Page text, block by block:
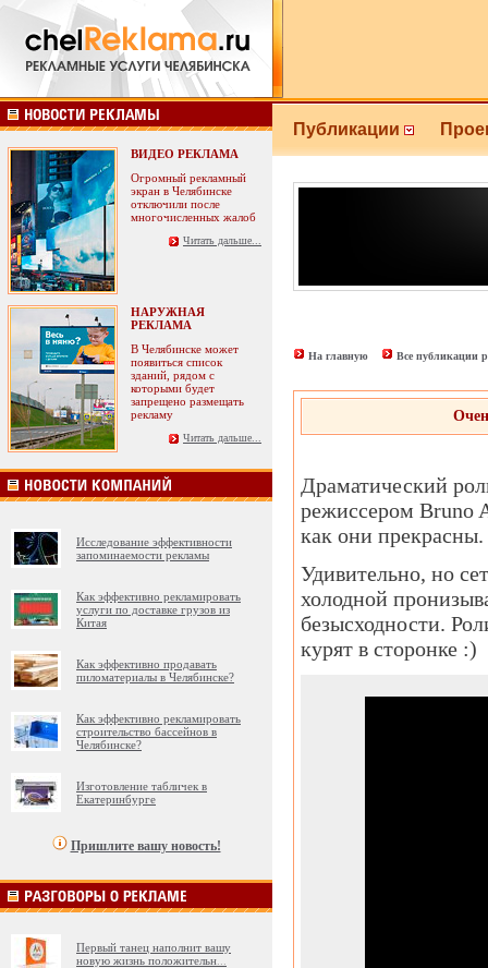
ВИДЕО РЕКЛАМА
Огромный рекламный
экран в Челябинске
отключили после
многочисленных жалоб
Читать дальше...
НАРУЖНАЯ
РЕКЛАМА
В Челябинске может
появиться список
зданий, рядом с
которыми будет
запрещено размещать
рекламу
Читать дальше...
Исследование эффективности
запоминаемости рекламы
Как эффективно рекламировать
услуги по доставке грузов из
Китая
Как эффективно продавать
пиломатериалы в Челябинске?
Как эффективно рекламировать
строительство бассейнов в
Челябинске?
Изготовление табличек в
Екатеринбурге
Пришлите вашу новость!
Первый танец наполнит вашу
новую жизнь положительн
Публикации
На главную Все публикации
Драматический
режиссером Bruno
как они прекрасны.
Удивительно, но
холодной
безысходности.
курят в сторонке :)